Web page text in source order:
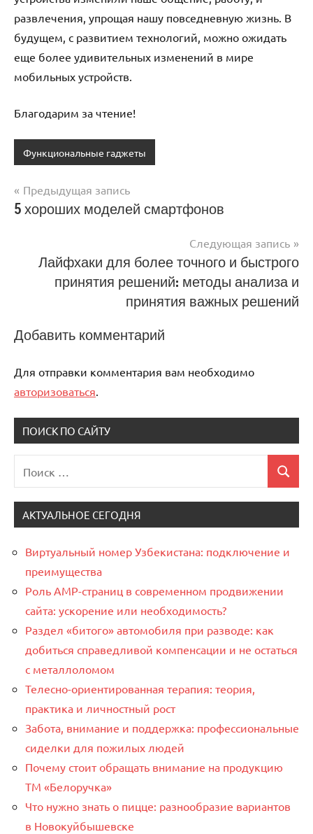
развлечения, упрощая нашу повседневную жизнь. В
будущем, с развитием технологий, можно ожидать
еще более удивительных изменений в мире
мобильных устройств.
Благодарим за чтение!
Функциональные гаджеты
Навигация
записям
Предыдущая запись
5 хороших моделей смартфонов
Следующая запись
Лайфхаки для более точного и быстрого
принятия решений: методы анализа и
принятия важных решений
Добавить комментарий
Для отправки комментария вам необходимо
авторизоваться.
ПОИСК ПО САЙТУ
для:
Поиск
АКТУАЛЬНОЕ СЕГОДНЯ
Виртуальный номер Узбекистана: подключение и
преимущества
Роль AMP-страниц в современном продвижении
сайта: ускорение или необходимость?
Раздел «битого» автомобиля при разводе: как
добиться справедливой компенсации и не остаться
с металлоломом
Телесно-ориентированная терапия: теория,
практика и личностный рост
Забота, внимание и поддержка: профессиональные
сиделки для пожилых людей
Почему стоит обращать внимание на продукцию
ТМ «Белоручка»
Что нужно знать о пицце: разнообразие вариантов
в Новокуйбышевске